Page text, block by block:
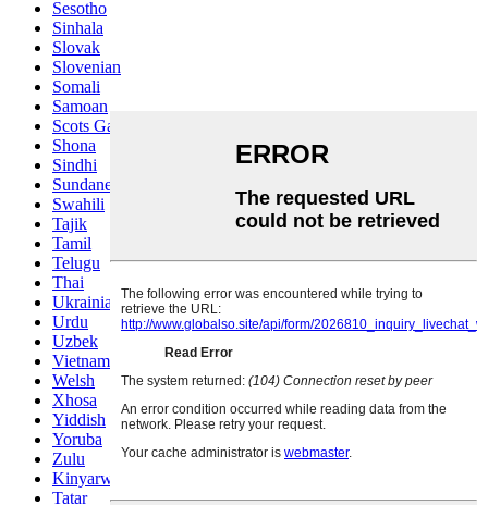
Sesotho
Sinhala
Slovak
Slovenian
Somali
Samoan
Scots Gaelic
Shona
Sindhi
Sundanese
Swahili
Tajik
Tamil
Telugu
Thai
Ukrainian
Urdu
Uzbek
Vietnamese
Welsh
Xhosa
Yiddish
Yoruba
Zulu
Kinyarwanda
Tatar